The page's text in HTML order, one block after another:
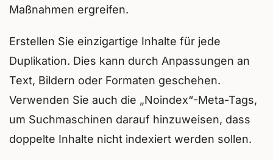
Maßnahmen ergreifen.
Erstellen Sie einzigartige Inhalte für jede
Duplikation. Dies kann durch Anpassungen an
Text, Bildern oder Formaten geschehen.
Verwenden Sie auch die „Noindex“-Meta-Tags,
um Suchmaschinen darauf hinzuweisen, dass
doppelte Inhalte nicht indexiert werden sollen.